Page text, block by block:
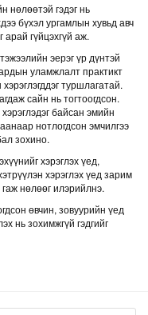
нөлөөтэй гэдэг нь
бүхэл ургамлын хувьд авч
арай гүйцэхгүй аж.
эерэг үр дүнтэй
уламжлалт практикт
туршлагатай.
сайн нь тогтоогдсон.
байсан эмийн
нотлогдсон эмчилгээ
зохино.
хэрэглэх үед,
хэрэглэх үед зарим
нөлөөг илэрийлнэ.
өвчин, зовуурийн үед
нь зохимжгүй гэдгийг